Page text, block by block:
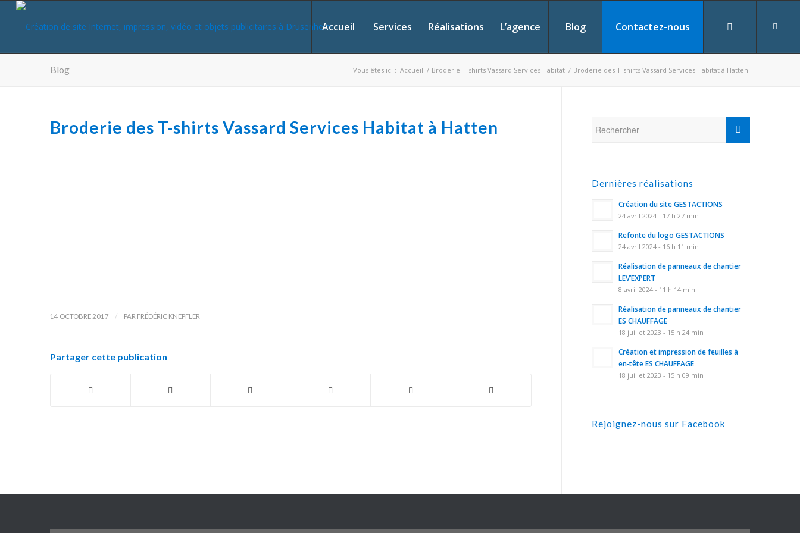
Accueil Services Réalisations L’agence Blog Contactez-nous
Blog Vous êtes ici : Accueil / Broderie T-shirts Vassard Services Habitat / Broderie des T-shirts Vassard Services Habitat à Hatten
Broderie des T-shirts Vassard Services Habitat à Hatten
14 OCTOBRE 2017 / PAR FRÉDÉRIC KNEPFLER
Partager cette publication
Dernières réalisations
Création du site GESTACTIONS
24 avril 2024 - 17 h 27 min
Refonte du logo GESTACTIONS
24 avril 2024 - 16 h 11 min
Réalisation de panneaux de chantier
LEV’EXPERT
8 avril 2024 - 11 h 14 min
Réalisation de panneaux de chantier
ES CHAUFFAGE
18 juillet 2023 - 15 h 24 min
Création et impression de feuilles à
en-tête ES CHAUFFAGE
18 juillet 2023 - 15 h 09 min
Rejoignez-nous sur Facebook